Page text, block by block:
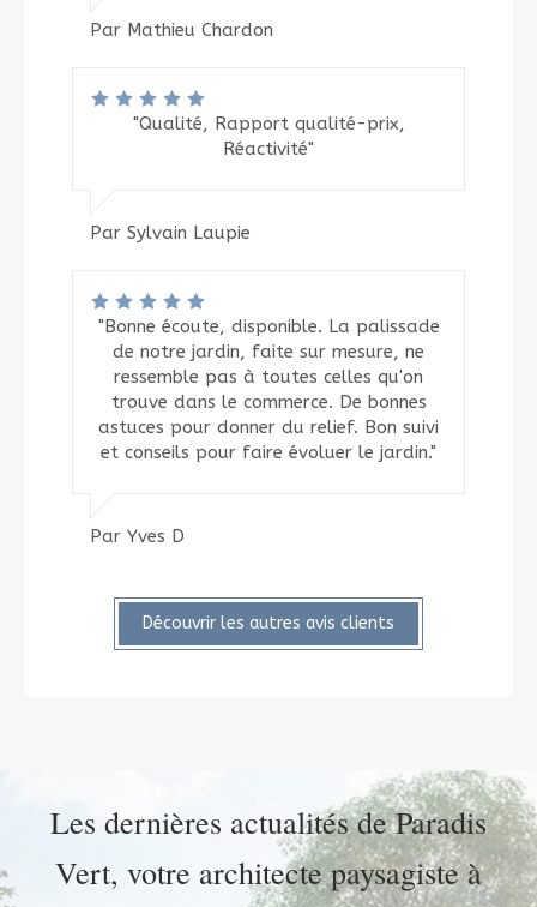
Par Mathieu Chardon
"Qualité, Rapport qualité-prix,
Réactivité"
Par Sylvain Laupie
"Bonne écoute, disponible. La palissade
de notre jardin, faite sur mesure, ne
ressemble pas à toutes celles qu'on
trouve dans le commerce. De bonnes
astuces pour donner du relief. Bon suivi
et conseils pour faire évoluer le jardin."
Par Yves D
Découvrir les autres avis clients
Les dernières actualités de Paradis
Vert, votre architecte paysagiste à